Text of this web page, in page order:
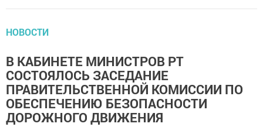
НОВОСТИ
В КАБИНЕТЕ МИНИСТРОВ РТ
СОСТОЯЛОСЬ ЗАСЕДАНИЕ
ПРАВИТЕЛЬСТВЕННОЙ КОМИССИИ ПО
ОБЕСПЕЧЕНИЮ БЕЗОПАСНОСТИ
ДОРОЖНОГО ДВИЖЕНИЯ